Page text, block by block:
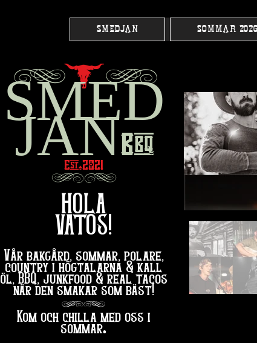
SMEDJAN SOMMAR 2026
glh
SMED
JANBbq
Est♠︎2021
hg
HOLA
VATOS!
Vår bakgård, sommar, polare,
country i högtalarna & kall
öl, BBQ, junkfood & real tacos
när den smakar som bäst!
hg
Kom och chilla med oss i
sommar.